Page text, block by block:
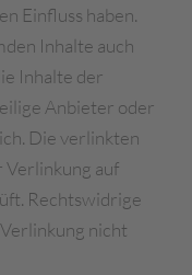
Einfluss haben.
Inhalte auch
Inhalte der
Anbieter oder
Die verlinkten
auf
Rechtswidrige
nicht